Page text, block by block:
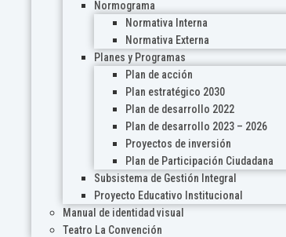
Normograma
Normativa Interna
Normativa Externa
Planes y Programas
Plan de acción
Plan estratégico 2030
Plan de desarrollo 2022
Plan de desarrollo 2023 – 2026
Proyectos de inversión
Plan de Participación Ciudadana
Subsistema de Gestión Integral
Proyecto Educativo Institucional
Manual de identidad visual
Teatro La Convención